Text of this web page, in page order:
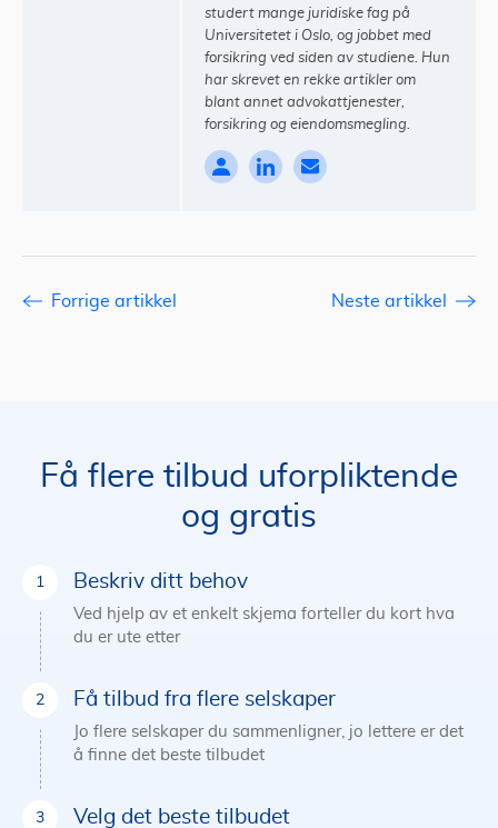
studert mange juridiske fag på
Universitetet i Oslo, og jobbet med
forsikring ved siden av studiene. Hun
har skrevet en rekke artikler om
blant annet advokattjenester,
forsikring og eiendomsmegling.
Forrige artikkel Neste artikkel
Få flere tilbud uforpliktende
og gratis
Beskriv ditt behov
Ved hjelp av et enkelt skjema forteller du kort hva
du er ute etter
Få tilbud fra flere selskaper
Jo flere selskaper du sammenligner, jo lettere er det
å finne det beste tilbudet
Velg det beste tilbudet